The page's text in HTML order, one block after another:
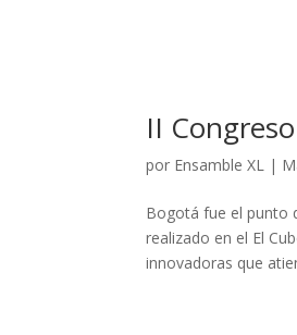
II
por Ensamble XL |
Bogotá fue el punto
realizado en el El
innovadoras que